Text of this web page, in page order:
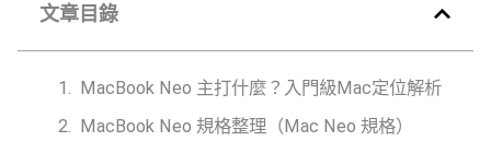
文章目錄
MacBook Neo 主打什麼？入門級Mac定位解析
MacBook Neo 規格整理（Mac Neo 規格）